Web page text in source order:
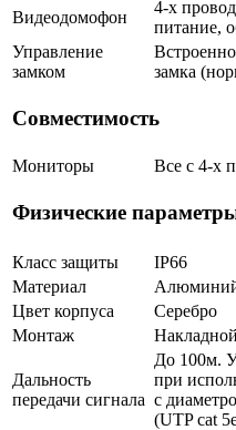
Видеодомофон
4-х
питание,
Управление
замком
замка
Совместимость
Мониторы Все с 4-х
Физические
Класс защиты
IP66
Материал
Цвет корпуса
Серебро
Монтаж
Накладной
Дальность
передачи сигнала
До 100м.
при
с
(UTP cat